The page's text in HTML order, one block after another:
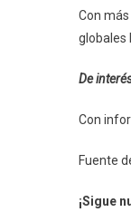
Con
globales
De
Con
Fuente
¡Sigue